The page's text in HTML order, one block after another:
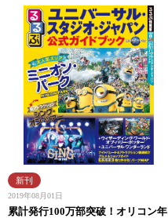
2019年08月01日
累計発行100万部突破！オリコン年